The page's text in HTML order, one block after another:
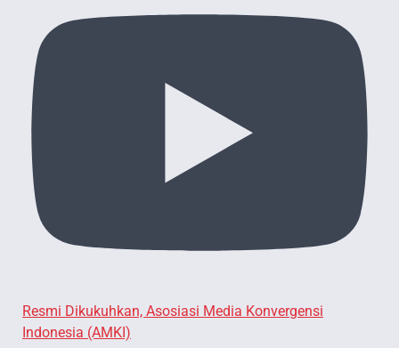
Resmi Dikukuhkan, Asosiasi Media Konvergensi
Indonesia (AMKI)